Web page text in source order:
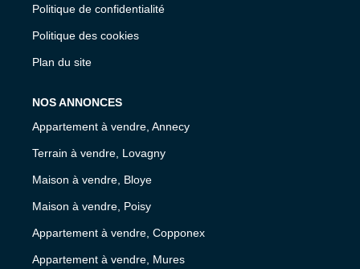
Politique de confidentialité
Politique des cookies
Plan du site
NOS ANNONCES
Appartement à vendre, Annecy
Terrain à vendre, Lovagny
Maison à vendre, Bloye
Maison à vendre, Poisy
Appartement à vendre, Copponex
Appartement à vendre, Mures